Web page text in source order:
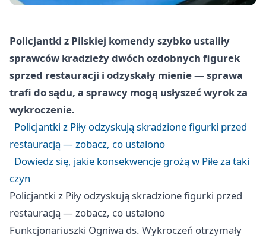
Policjantki z Pilskiej komendy szybko ustaliły
sprawców kradzieży dwóch ozdobnych figurek
sprzed restauracji i odzyskały mienie — sprawa
trafi do sądu, a sprawcy mogą usłyszeć wyrok za
wykroczenie.
Policjantki z Piły odzyskują skradzione figurki przed
restauracją — zobacz, co ustalono
Dowiedz się, jakie konsekwencje grożą w Piłe za taki
czyn
Policjantki z Piły odzyskują skradzione figurki przed
restauracją — zobacz, co ustalono
Funkcjonariuszki Ogniwa ds. Wykroczeń otrzymały